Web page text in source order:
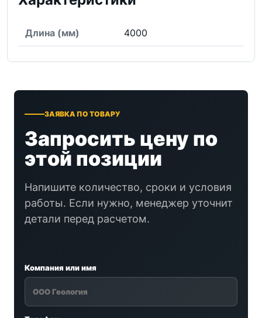
Длина (мм) 4000
ЗАЯВКА ПО ТОВАРУ
Запросить цену по
этой позиции
Напишите количество, сроки и условия
работы. Если нужно, менеджер уточнит
детали перед расчетом.
Компания или имя